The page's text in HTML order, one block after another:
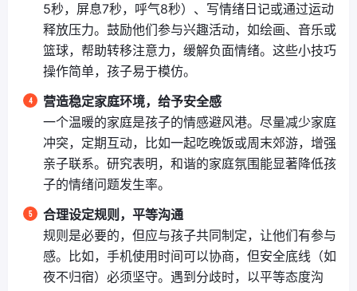
5秒，屏息7秒，呼气8秒）、写情绪日记或通过运动
释放压力。鼓励他们参与兴趣活动，如绘画、音乐或
篮球，帮助转移注意力，缓解负面情绪。这些小技巧
操作简单，孩子易于模仿。
营造稳定家庭环境，给予安全感
一个温暖的家庭是孩子的情感避风港。尽量减少家庭
冲突，定期互动，比如一起吃晚饭或周末郊游，增强
亲子联系。研究表明，和谐的家庭氛围能显著降低孩
子的情绪问题发生率。
合理设定规则，平等沟通
规则是必要的，但应与孩子共同制定，让他们有参与
感。比如，手机使用时间可以协商，但安全底线（如
夜不归宿）必须坚守。遇到分歧时，以平等态度沟